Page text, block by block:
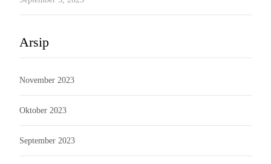
Arsip
November 2023
Oktober 2023
September 2023